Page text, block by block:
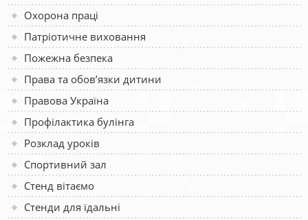
Охорона праці
Патріотичне виховання
Пожежна безпека
Права та обов’язки дитини
Правова Україна
Профілактика булінга
Розклад уроків
Спортивний зал
Стенд вітаємо
Стенди для їдальні